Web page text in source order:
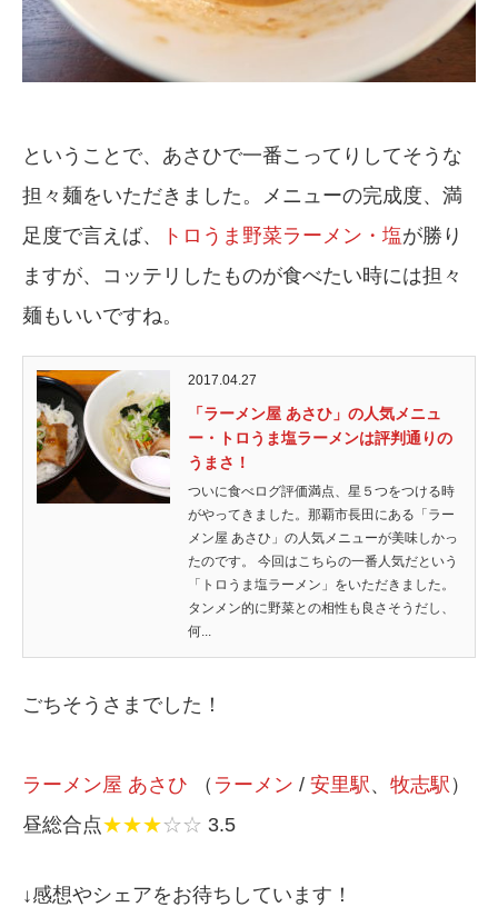
ということで、あさひで一番こってりしてそうな
担々麺をいただきました。メニューの完成度、満
足度で言えば、
トロうま野菜ラーメン・塩が勝り
ますが、コッテリしたものが食べたい時には担々
麺もいいですね。
2017.04.27
「ラーメン屋 あさひ」の人気メニュ
ー・トロうま塩ラーメンは評判通りの
うまさ！
ついに食べログ評価満点、星５つをつける時
がやってきました。那覇市長田にある「ラー
メン屋 あさひ」の人気メニューが美味しかっ
たのです。 今回はこちらの一番人気だという
「トロうま塩ラーメン」をいただきました。
タンメン的に野菜との相性も良さそうだし、
何...
ごちそうさまでした！
ラーメン屋 あさひ （ ラーメン / 安里駅 、 牧志駅 ）
昼総合点★★★☆☆ 3.5
↓感想やシェアをお待ちしています！